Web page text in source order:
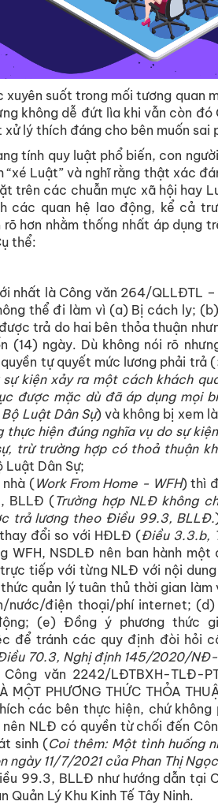
xuyên suốt trong mối tương quan
không dễ đứt lìa khi vẫn còn đó
lý thích đáng cho bên muốn sai
tính quy luật phổ biến, con
Luật” và nghĩ rằng thật xác
trên các chuẫn mực xã hội hay
các quan hệ lao động, kể cả
hơn nhằm thống nhất áp dụng
thể:
nhất là Công văn 264/QLLĐTL –
thể đi làm vì (a) Bị cách ly;
trả do hai bên thỏa thuận
(14) ngày. Dù không nói rõ
tự quyết mức lương phải trả (
sự kiện xảy ra một cách khách
được mặc dù đã áp dụng mọi
Luật Dân Sự) và không bị xem
thực hiện đúng nghĩa vụ do sự
trừ trường hợp có thoả thuận
Luật Dân Sự;
(Work From Home - WFH) thì
BLLĐ (Trường hợp NLĐ không
trả lương theo Điều 99.3, BLLĐ.
thay đổi so với HĐLĐ (Điều 3.3.b,
WFH, NSDLĐ nên ban hành một
tiếp với từng NLĐ với nội
quản lý tuân thủ thời gian
nước/điện thoại/phí internet;
(e) Đồng ý phương thức
để tránh các quy định đòi hỏi
70.3, Nghị định 145/2020/
văn 2242/LĐTBXH-TLĐ-
PHƯƠNG THỨC THỎA
các bên thực hiện, chứ không
NLĐ có quyền từ chối đến
sinh (Coi thêm: Một tình huống
ngày 11/7/2021 của Phan Thị
99.3, BLLĐ như hướng dẫn tại
Lý Khu Kinh Tế Tây Ninh.